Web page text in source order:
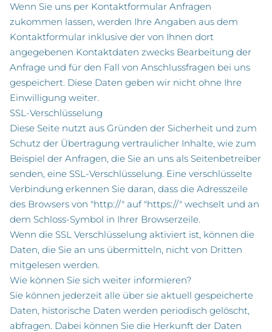
Wenn Sie uns per Kontaktformular Anfragen
zukommen lassen, werden Ihre Angaben aus dem
Kontaktformular inklusive der von Ihnen dort
angegebenen Kontaktdaten zwecks Bearbeitung der
Anfrage und für den Fall von Anschlussfragen bei uns
gespeichert. Diese Daten geben wir nicht ohne Ihre
Einwilligung weiter.
SSL-Verschlüsselung
Diese Seite nutzt aus Gründen der Sicherheit und zum
Schutz der Übertragung vertraulicher Inhalte, wie zum
Beispiel der Anfragen, die Sie an uns als Seitenbetreiber
senden, eine SSL-Verschlüsselung. Eine verschlüsselte
Verbindung erkennen Sie daran, dass die Adresszeile
des Browsers von "http://" auf "https://" wechselt und an
dem Schloss-Symbol in Ihrer Browserzeile.
Wenn die SSL Verschlüsselung aktiviert ist, können die
Daten, die Sie an uns übermitteln, nicht von Dritten
mitgelesen werden.
Wie können Sie sich weiter informieren?
Sie können jederzeit alle über sie aktuell gespeicherte
Daten, historische Daten werden periodisch gelöscht,
abfragen. Dabei können Sie die Herkunft der Daten